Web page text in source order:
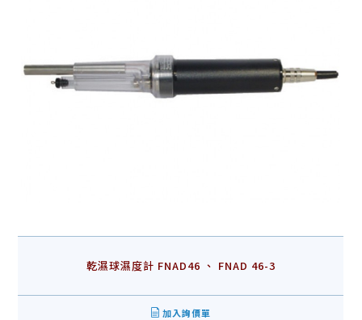
乾濕球濕度計 FNAD46 、 FNAD 46-3
加入詢價單